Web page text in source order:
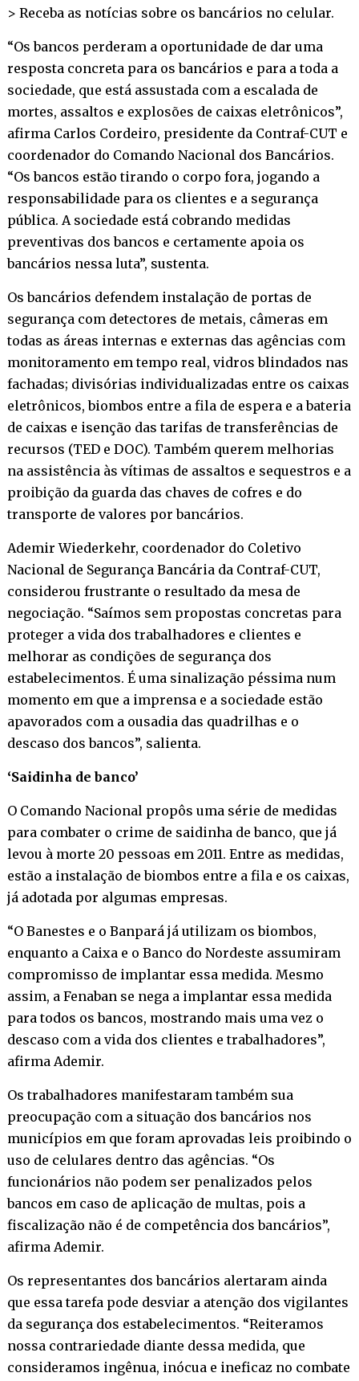
> Receba as notícias sobre os bancários no celular.
“Os bancos perderam a oportunidade de dar uma
resposta concreta para os bancários e para a toda a
sociedade, que está assustada com a escalada de
mortes, assaltos e explosões de caixas eletrônicos”,
afirma Carlos Cordeiro, presidente da Contraf-CUT e
coordenador do Comando Nacional dos Bancários.
“Os bancos estão tirando o corpo fora, jogando a
responsabilidade para os clientes e a segurança
pública. A sociedade está cobrando medidas
preventivas dos bancos e certamente apoia os
bancários nessa luta”, sustenta.
Os bancários defendem instalação de portas de
segurança com detectores de metais, câmeras em
todas as áreas internas e externas das agências com
monitoramento em tempo real, vidros blindados nas
fachadas; divisórias individualizadas entre os caixas
eletrônicos, biombos entre a fila de espera e a bateria
de caixas e isenção das tarifas de transferências de
recursos (TED e DOC). Também querem melhorias
na assistência às vítimas de assaltos e sequestros e a
proibição da guarda das chaves de cofres e do
transporte de valores por bancários.
Ademir Wiederkehr, coordenador do Coletivo
Nacional de Segurança Bancária da Contraf-CUT,
considerou frustrante o resultado da mesa de
negociação. “Saímos sem propostas concretas para
proteger a vida dos trabalhadores e clientes e
melhorar as condições de segurança dos
estabelecimentos. É uma sinalização péssima num
momento em que a imprensa e a sociedade estão
apavorados com a ousadia das quadrilhas e o
descaso dos bancos”, salienta.
‘Saidinha de banco’
O Comando Nacional propôs uma série de medidas
para combater o crime de saidinha de banco, que já
levou à morte 20 pessoas em 2011. Entre as medidas,
estão a instalação de biombos entre a fila e os caixas,
já adotada por algumas empresas.
“O Banestes e o Banpará já utilizam os biombos,
enquanto a Caixa e o Banco do Nordeste assumiram
compromisso de implantar essa medida. Mesmo
assim, a Fenaban se nega a implantar essa medida
para todos os bancos, mostrando mais uma vez o
descaso com a vida dos clientes e trabalhadores”,
afirma Ademir.
Os trabalhadores manifestaram também sua
preocupação com a situação dos bancários nos
municípios em que foram aprovadas leis proibindo o
uso de celulares dentro das agências. “Os
funcionários não podem ser penalizados pelos
bancos em caso de aplicação de multas, pois a
fiscalização não é de competência dos bancários”,
afirma Ademir.
Os representantes dos bancários alertaram ainda
que essa tarefa pode desviar a atenção dos vigilantes
da segurança dos estabelecimentos. “Reiteramos
nossa contrariedade diante dessa medida, que
consideramos ingênua, inócua e ineficaz no combate